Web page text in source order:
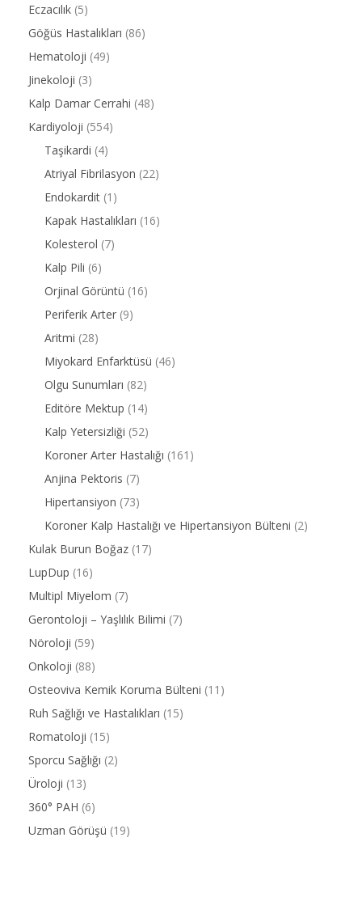
Eczacılık (5)
Göğüs Hastalıkları (86)
Hematoloji (49)
Jinekoloji (3)
Kalp Damar Cerrahi (48)
Kardiyoloji (554)
Taşikardi (4)
Atriyal Fibrilasyon (22)
Endokardit (1)
Kapak Hastalıkları (16)
Kolesterol (7)
Kalp Pili (6)
Orjinal Görüntü (16)
Periferik Arter (9)
Aritmi (28)
Miyokard Enfarktüsü (46)
Olgu Sunumları (82)
Editöre Mektup (14)
Kalp Yetersizliği (52)
Koroner Arter Hastalığı (161)
Anjina Pektoris (7)
Hipertansiyon (73)
Koroner Kalp Hastalığı ve Hipertansiyon Bülteni (2)
Kulak Burun Boğaz (17)
LupDup (16)
Multipl Miyelom (7)
Gerontoloji – Yaşlılık Bilimi (7)
Nöroloji (59)
Onkoloji (88)
Osteoviva Kemik Koruma Bülteni (11)
Ruh Sağlığı ve Hastalıkları (15)
Romatoloji (15)
Sporcu Sağlığı (2)
Üroloji (13)
360° PAH (6)
Uzman Görüşü (19)